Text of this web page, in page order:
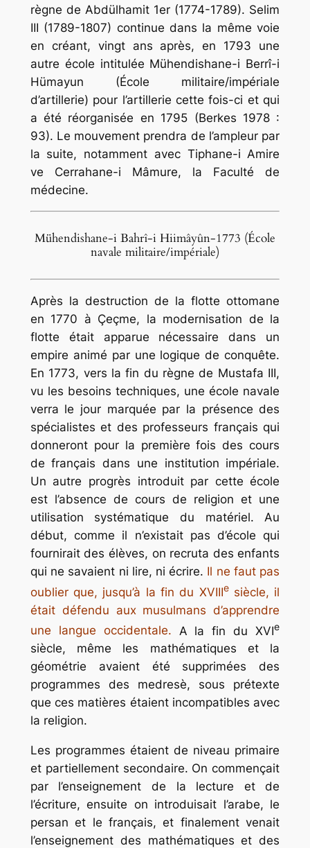
règne de Abdülhamit 1er (1774-1789). Selim
III (1789-1807) continue dans la même voie
en créant, vingt ans après, en 1793 une
autre école intitulée Mühendishane-i Berrî-i
Hümayun (École militaire/impériale
d’artillerie) pour l’artillerie cette fois-ci et qui
a été réorganisée en 1795 (Berkes 1978 :
93). Le mouvement prendra de l’ampleur par
la suite, notamment avec Tiphane-i Amire
ve Cerrahane-i Mâmure, la Faculté de
médecine.
Mühendishane-i Bahrî-i Hiimâyûn-1773 (École
navale militaire/impériale)
Après la destruction de la flotte ottomane
en 1770 à Çeçme, la modernisation de la
flotte était apparue nécessaire dans un
empire animé par une logique de conquête.
En 1773, vers la fin du règne de Mustafa III,
vu les besoins techniques, une école navale
verra le jour marquée par la présence des
spécialistes et des professeurs français qui
donneront pour la première fois des cours
de français dans une institution impériale.
Un autre progrès introduit par cette école
est l’absence de cours de religion et une
utilisation systématique du matériel. Au
début, comme il n’existait pas d’école qui
fournirait des élèves, on recruta des enfants
qui ne savaient ni lire, ni écrire. Il ne faut pas
oublier que, jusqu’à la fin du XVIIIesiècle, il
était défendu aux musulmans d’apprendre
une langue occidentale. A la fin du XVIe
siècle, même les mathématiques et la
géométrie avaient été supprimées des
programmes des medresè, sous prétexte
que ces matières étaient incompatibles avec
la religion.
Les programmes étaient de niveau primaire
et partiellement secondaire. On commençait
par l’enseignement de la lecture et de
l’écriture, ensuite on introduisait l’arabe, le
persan et le français, et finalement venait
l’enseigne­ment des mathématiques et des